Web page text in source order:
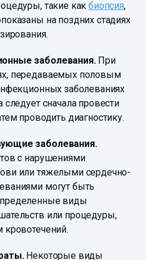
такие какбиопсия,
на поздних стадиях
заболевания.При
передаваемых половым
заболеваниях
следует сначала провести
проводить диагностику.
заболевания.
с нарушениями
или тяжелыми сердечно-
могут быть
виды
или процедуры,
кровотечений.
Некоторые виды